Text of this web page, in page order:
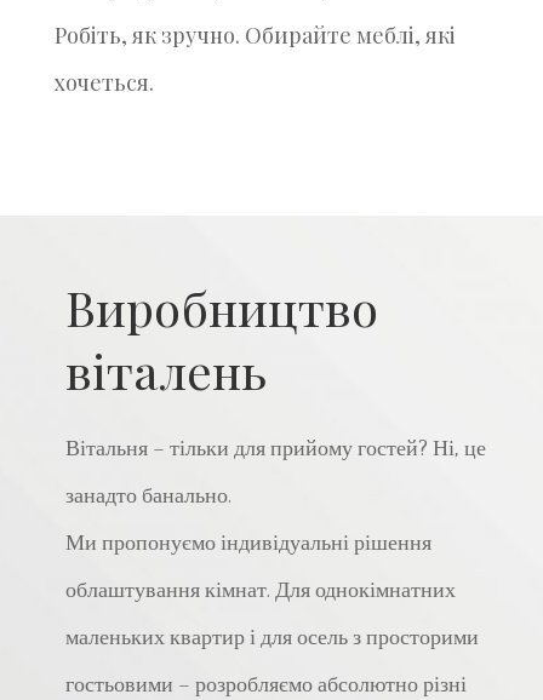
Робіть, як зручно. Обирайте меблі, які
хочеться.
Виробництво
віталень
Вітальня – тільки для прийому гостей? Ні, це
занадто банально.
Ми пропонуємо індивідуальні рішення
облаштування кімнат. Для однокімнатних
маленьких квартир і для осель з просторими
гостьовими – розробляємо абсолютно різні